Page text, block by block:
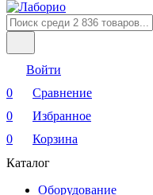
Войти
0
Сравнение
0
Избранное
0
Корзина
Каталог
Оборудование